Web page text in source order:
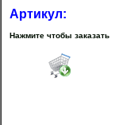
Артикул:
Нажмите чтобы заказать